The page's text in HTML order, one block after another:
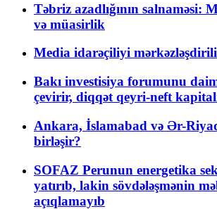
Təbriz azadlığının salnaməsi:
və müasirlik
Media idarəçiliyi
Bakı investisiya forumunu
çevirir, diqqət qeyri-neft
Ankara, İslamabad və Ər-
birləşir?
SOFAZ Perunun energetika
yatırıb, lakin sövdələşmənin
açıqlamayıb